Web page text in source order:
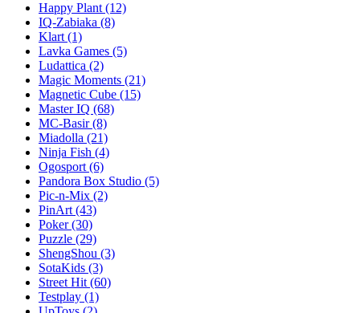
Happy Plant (12)
IQ-Zabiaka (8)
Klart (1)
Lavka Games (5)
Ludattica (2)
Magic Moments (21)
Magnetic Cube (15)
Master IQ (68)
MC-Basir(8)
Miadolla (21)
Ninja Fish (4)
Ogosport (6)
Pandora Box Studio (5)
Pic-n-Mix (2)
PinArt (43)
Poker(30)
Puzzle (29)
ShengShou (3)
SotaKids (3)
Street Hit (60)
Testplay (1)